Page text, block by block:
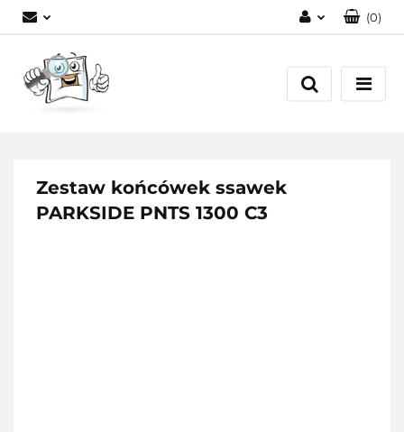
Zarejestruj się
(0)
Zestaw końcówek ssawek
PARKSIDE PNTS 1300 C3